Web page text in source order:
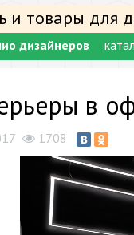
и товары для
дизайнеров
в
1708